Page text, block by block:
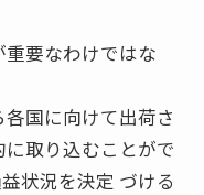
要なわけではな
国に向けて出荷さ
取り込むことがで
状況を決定 づける